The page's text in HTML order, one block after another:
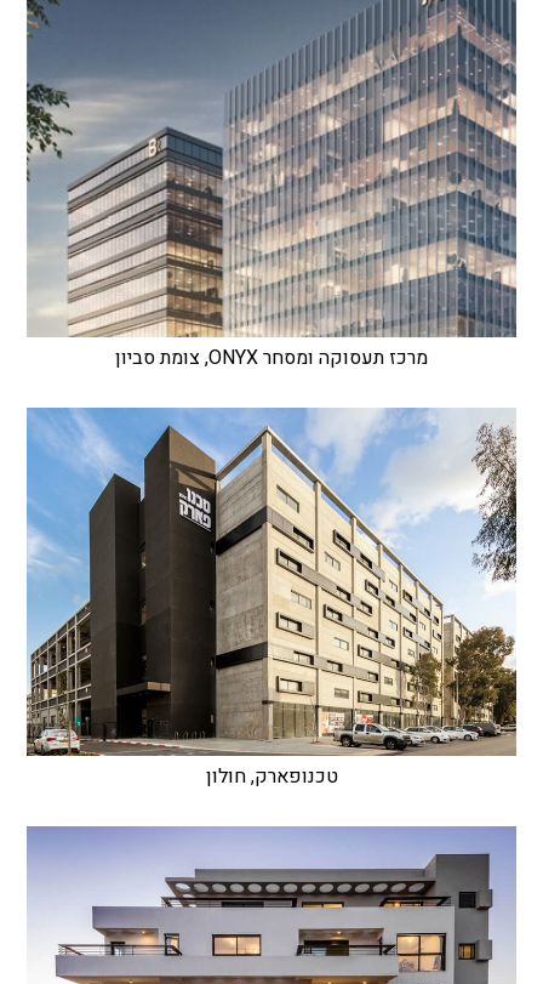
מרכז תעסוקה ומסחר ONYX, צומת סביון
טכנופארק, חולון